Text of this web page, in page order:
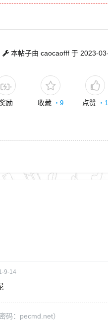
本帖子由 caocaofff 于 2023-
励 收藏 ・9 点赞 ・ 1
9-14
码：pecmd.net）